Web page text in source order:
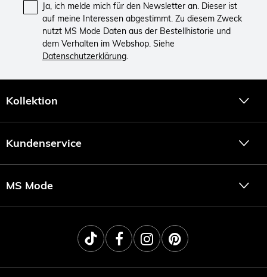
Ja, ich melde mich für den Newsletter an. Dieser ist
auf meine Interessen abgestimmt. Zu diesem Zweck
nutzt MS Mode Daten aus der Bestellhistorie und
dem Verhalten im Webshop. Siehe
Datenschutzerklärung.
Kollektion
Kundenservice
MS Mode